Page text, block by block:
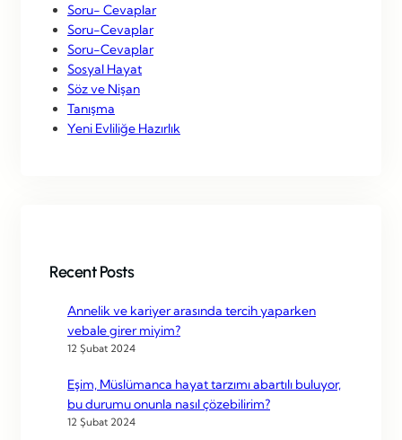
Soru- Cevaplar
Soru-Cevaplar
Soru-Cevaplar
Sosyal Hayat
Söz ve Nişan
Tanışma
Yeni Evliliğe Hazırlık
Recent Posts
Annelik ve kariyer arasında tercih yaparken
vebale girer miyim?
12 Şubat 2024
Eşim, Müslümanca hayat tarzımı abartılı buluyor,
bu durumu onunla nasıl çözebilirim?
12 Şubat 2024